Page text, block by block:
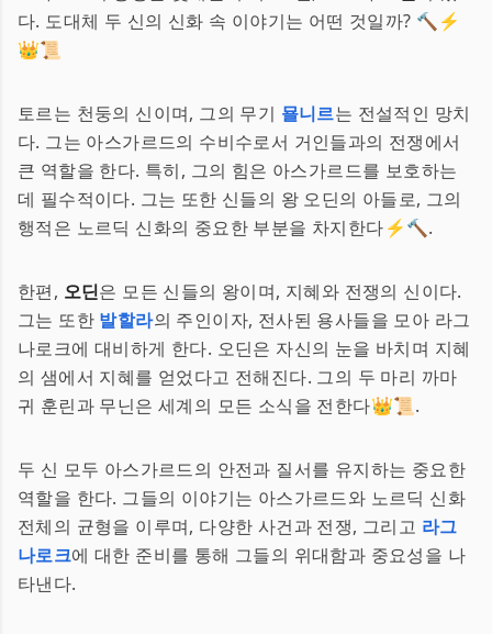
다. 도대체 두 신의 신화 속 이야기는 어떤 것일까? 🔨⚡️
👑📜
토르는 천둥의 신이며, 그의 무기 묠니르는 전설적인 망치
다. 그는 아스가르드의 수비수로서 거인들과의 전쟁에서
큰 역할을 한다. 특히, 그의 힘은 아스가르드를 보호하는
데 필수적이다. 그는 또한 신들의 왕 오딘의 아들로, 그의
행적은 노르딕 신화의 중요한 부분을 차지한다⚡️🔨.
한편, 오딘은 모든 신들의 왕이며, 지혜와 전쟁의 신이다.
그는 또한 발할라의 주인이자, 전사된 용사들을 모아 라그
나로크에 대비하게 한다. 오딘은 자신의 눈을 바치며 지혜
의 샘에서 지혜를 얻었다고 전해진다. 그의 두 마리 까마
귀 훈린과 무닌은 세계의 모든 소식을 전한다👑📜.
두 신 모두 아스가르드의 안전과 질서를 유지하는 중요한
역할을 한다. 그들의 이야기는 아스가르드와 노르딕 신화
전체의 균형을 이루며, 다양한 사건과 전쟁, 그리고 라그
나로크에 대한 준비를 통해 그들의 위대함과 중요성을 나
타낸다.